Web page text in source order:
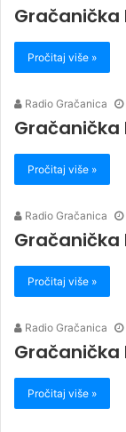
Gračanička
Pročitaj više »
Radio Gračanica
Gračanička
Pročitaj više »
Radio Gračanica
Gračanička
Pročitaj više »
Radio Gračanica
Gračanička
Pročitaj više »